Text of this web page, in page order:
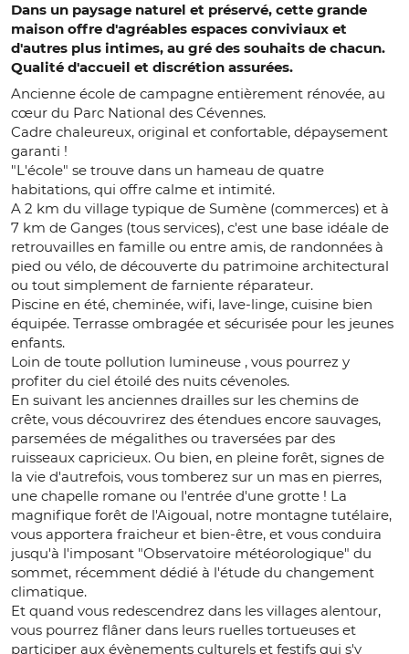
Dans un paysage naturel et préservé, cette grande
maison offre d'agréables espaces conviviaux et
d'autres plus intimes, au gré des souhaits de chacun.
Qualité d'accueil et discrétion assurées.
Ancienne école de campagne entièrement rénovée, au
cœur du Parc National des Cévennes.
Cadre chaleureux, original et confortable, dépaysement
garanti !
"L'école" se trouve dans un hameau de quatre
habitations, qui offre calme et intimité.
A 2 km du village typique de Sumène (commerces) et à
7 km de Ganges (tous services), c'est une base idéale de
retrouvailles en famille ou entre amis, de randonnées à
pied ou vélo, de découverte du patrimoine architectural
ou tout simplement de farniente réparateur.
Piscine en été, cheminée, wifi, lave-linge, cuisine bien
équipée. Terrasse ombragée et sécurisée pour les jeunes
enfants.
Loin de toute pollution lumineuse , vous pourrez y
profiter du ciel étoilé des nuits cévenoles.
En suivant les anciennes drailles sur les chemins de
crête, vous découvrirez des étendues encore sauvages,
parsemées de mégalithes ou traversées par des
ruisseaux capricieux. Ou bien, en pleine forêt, signes de
la vie d'autrefois, vous tomberez sur un mas en pierres,
une chapelle romane ou l'entrée d'une grotte ! La
magnifique forêt de l'Aigoual, notre montagne tutélaire,
vous apportera fraicheur et bien-être, et vous conduira
jusqu'à l'imposant "Observatoire météorologique" du
sommet, récemment dédié à l'étude du changement
climatique.
Et quand vous redescendrez dans les villages alentour,
vous pourrez flâner dans leurs ruelles tortueuses et
participer aux évènements culturels et festifs qui s'y